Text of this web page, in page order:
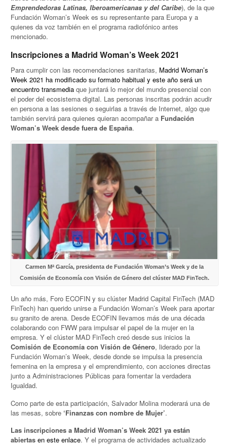
Emprendedoras Latinas, Iberoamericanas y del Caribe), de la que
Fundación Woman’s Week es su representante para Europa y a
quienes da voz también en el programa radiofónico antes
mencionado.
Inscripciones a Madrid Woman’s Week 2021
Para cumplir con las recomendaciones sanitarias, Madrid Woman’s
Week 2021 ha modificado su formato habitual y este año será un
encuentro transmedia que juntará lo mejor del mundo presencial con
el poder del ecosistema digital. Las personas inscritas podrán acudir
en persona a las sesiones o seguirlas a través de Internet, algo que
también servirá para quienes quieran acompañar a Fundación
Woman’s Week desde fuera de España.
Carmen Mª García, presidenta de Fundación Woman’s Week y de la
Comisión de Economía con Visión de Género del clúster MAD FinTech.
Un año más, Foro ECOFIN y su clúster Madrid Capital FinTech (MAD
FinTech) han querido unirse a Fundación Woman’s Week para aportar
su granito de arena. Desde ECOFIN llevamos más de una década
colaborando con FWW para impulsar el papel de la mujer en la
empresa. Y el clúster MAD FinTech creó desde sus inicios la
Comisión de Economía con Visión de Género, liderado por la
Fundación Woman’s Week, desde donde se impulsa la presencia
femenina en la empresa y el emprendimiento, con acciones directas
junto a Administraciones Públicas para fomentar la verdadera
Igualdad.
Como parte de esta participación, Salvador Molina moderará una de
las mesas, sobre‘Finanzas con nombre de Mujer’.
Las inscripciones a Madrid Woman’s Week 2021 ya están
abiertas en este enlace. Y el programa de actividades actualizado